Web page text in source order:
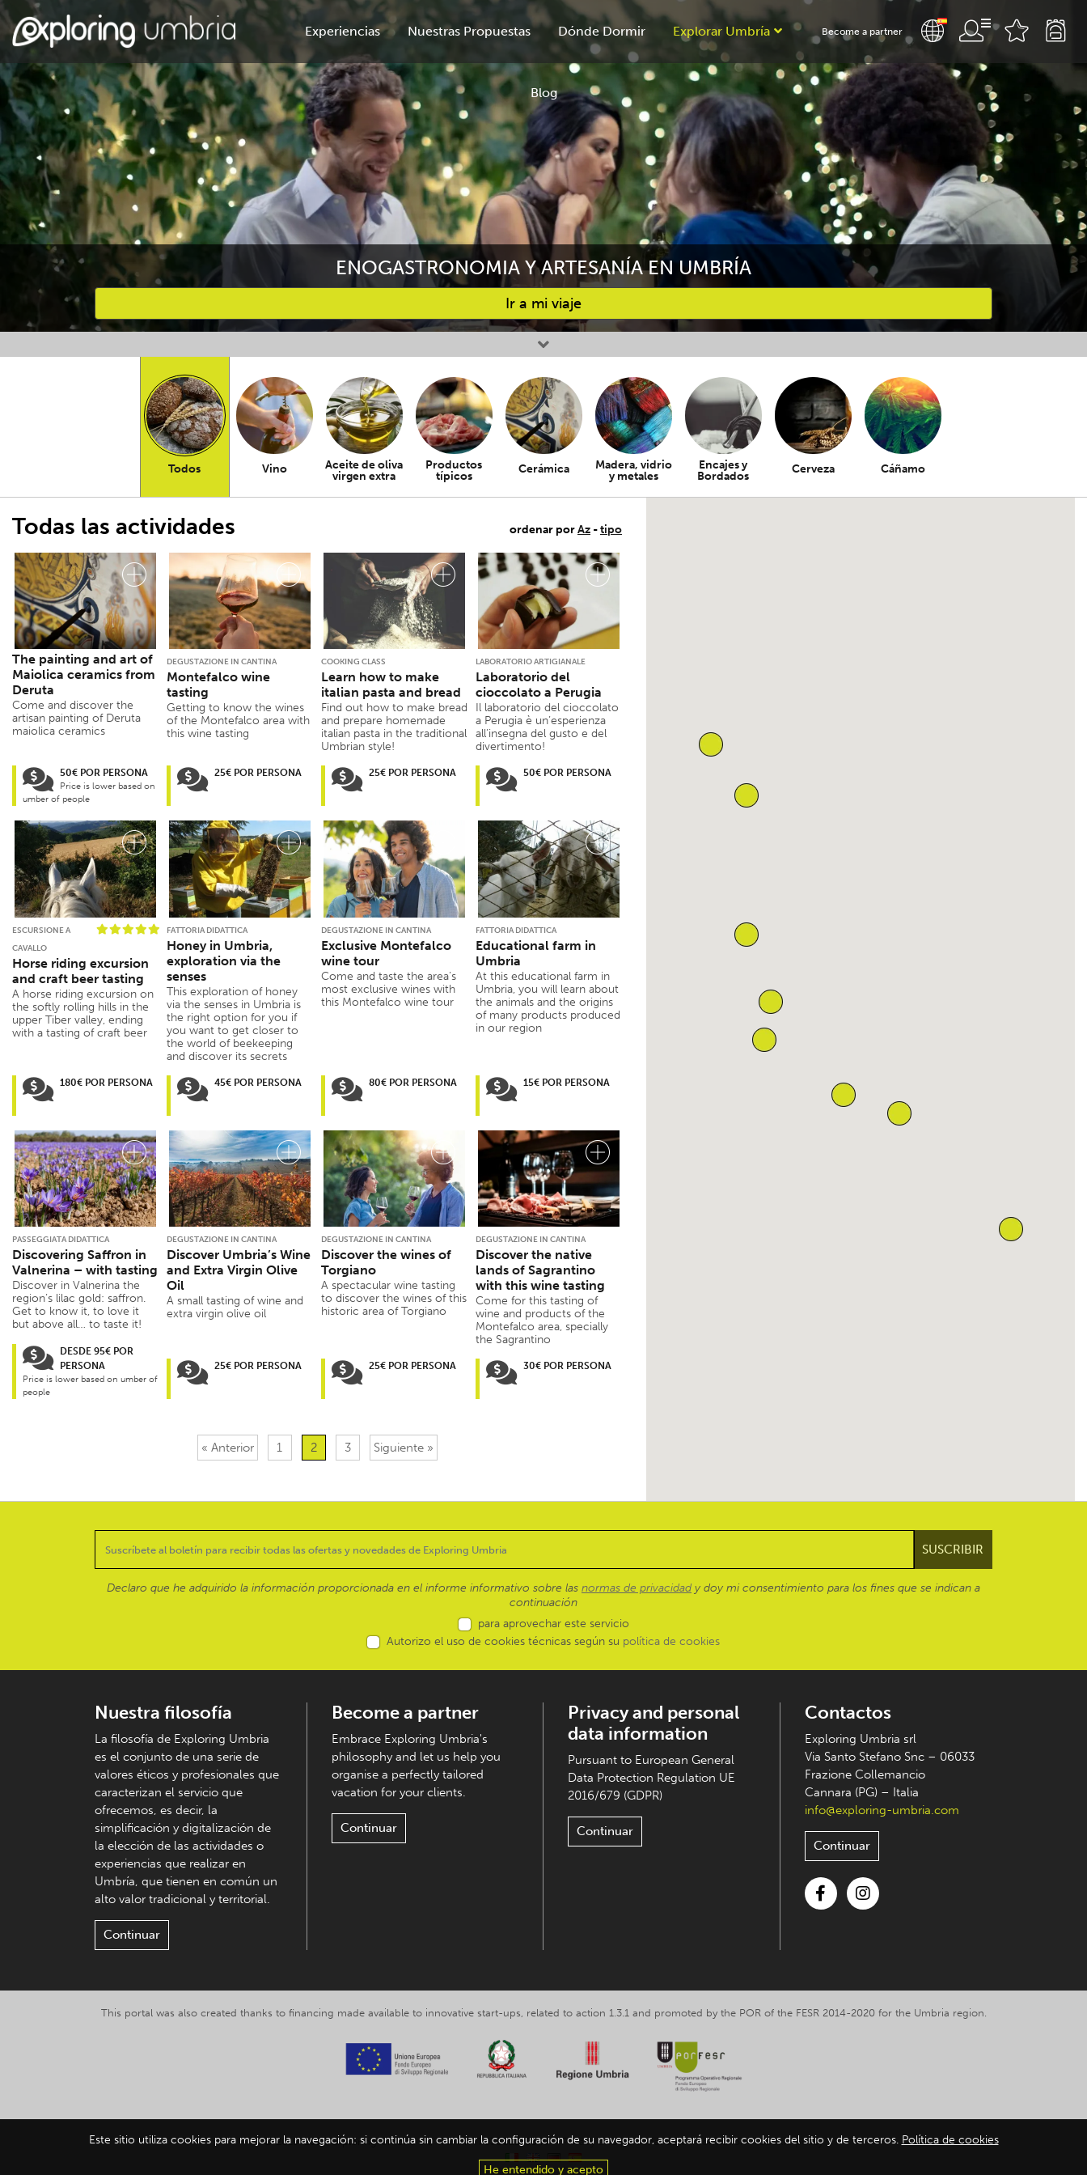
Experiencias Nuestras Propuestas Dónde Dormir Explorar Umbría
Blog
Become a partner
ENOGASTRONOMIA Y ARTESANÍA EN UMBRÍA
Ir a mi viaje
Favourites
Todos Vino
Aceite de oliva
virgen extra
Productos
típicos
Cerámica
Madera, vidrio
y metales
Encajes y
Bordados
Cerveza Cáñamo
ordenar porAz -tipo
Todas las actividades
The painting and art of
Maiolica ceramics from
Deruta
Come and discover the
artisan painting of Deruta
maiolica ceramics
50€ POR PERSONA
Price is lower based on
umber of people
DEGUSTAZIONE IN CANTINA
Montefalco wine
tasting
Getting to know the wines
of the Montefalco area with
this wine tasting
25€ POR PERSONA
COOKING CLASS
Learn how to make
italian pasta and bread
Find out how to make bread
and prepare homemade
italian pasta in the traditional
Umbrian style!
25€ POR PERSONA
LABORATORIO ARTIGIANALE
Laboratorio del
cioccolato a Perugia
Il laboratorio del cioccolato
a Perugia è un’esperienza
all’insegna del gusto e del
divertimento!
50€ POR PERSONA
ESCURSIONE A
CAVALLO
Horse riding excursion
and craft beer tasting
A horse riding excursion on
the softly rolling hills in the
upper Tiber valley, ending
with a tasting of craft beer
180€ POR PERSONA
FATTORIA DIDATTICA
Honey in Umbria,
exploration via the
senses
This exploration of honey
via the senses in Umbria is
the right option for you if
you want to get closer to
the world of beekeeping
and discover its secrets
45€ POR PERSONA
DEGUSTAZIONE IN CANTINA
Exclusive Montefalco
wine tour
Come and taste the area’s
most exclusive wines with
this Montefalco wine tour
80€ POR PERSONA
FATTORIA DIDATTICA
Educational farm in
Umbria
At this educational farm in
Umbria, you will learn about
the animals and the origins
of many products produced
in our region
15€ POR PERSONA
PASSEGGIATA DIDATTICA
Discovering Saffron in
Valnerina – with tasting
Discover in Valnerina the
region’s lilac gold: saffron.
Get to know it, to love it
but above all… to taste it!
DESDE 95€ POR
PERSONA
Price is lower based on umber of
people
DEGUSTAZIONE IN CANTINA
Discover Umbria’s Wine
and Extra Virgin Olive
Oil
A small tasting of wine and
extra virgin olive oil
25€ POR PERSONA
DEGUSTAZIONE IN CANTINA
Discover the wines of
Torgiano
A spectacular wine tasting
to discover the wines of this
historic area of Torgiano
25€ POR PERSONA
DEGUSTAZIONE IN CANTINA
Discover the native
lands of Sagrantino
with this wine tasting
Come for this tasting of
wine and products of the
Montefalco area, specially
the Sagrantino
30€ POR PERSONA
« Anterior 1 2 3 Siguiente »
Declaro que he adquirido la información proporcionada en el informe informativo sobre las normas de privacidad y doy mi consentimiento para los fines que se indican a
continuación
para aprovechar este servicio
Autorizo el uso de cookies técnicas según su política de cookies
Nuestra filosofía
La filosofía de Exploring Umbria
es el conjunto de una serie de
valores éticos y profesionales que
caracterizan el servicio que
ofrecemos, es decir, la
simplificación y digitalización de
la elección de las actividades o
experiencias que realizar en
Umbría, que tienen en común un
alto valor tradicional y territorial.
Continuar
Become a partner
Embrace Exploring Umbria's
philosophy and let us help you
organise a perfectly tailored
vacation for your clients.
Continuar
Privacy and personal
data information
Pursuant to European General
Data Protection Regulation UE
2016/679 (GDPR)
Continuar
Contactos
Exploring Umbria srl
Via Santo Stefano Snc – 06033
Frazione Collemancio
Cannara (PG) – Italia
info@exploring-umbria.com
Continuar
This portal was also created thanks to financing made available to innovative start-ups, related to action 1.3.1 and promoted by the POR of the FESR 2014-2020 for the Umbria region.
© 2019-2026 Exploring Umbria srl, VAT nr. IT03602120549 -Privacy and personal data information-Cookie policy
Este sitio utiliza cookies para mejorar la navegación: si continúa sin cambiar la configuración de su navegador, aceptará recibir cookies del sitio y de terceros. Política de cookies
He entendido y acepto